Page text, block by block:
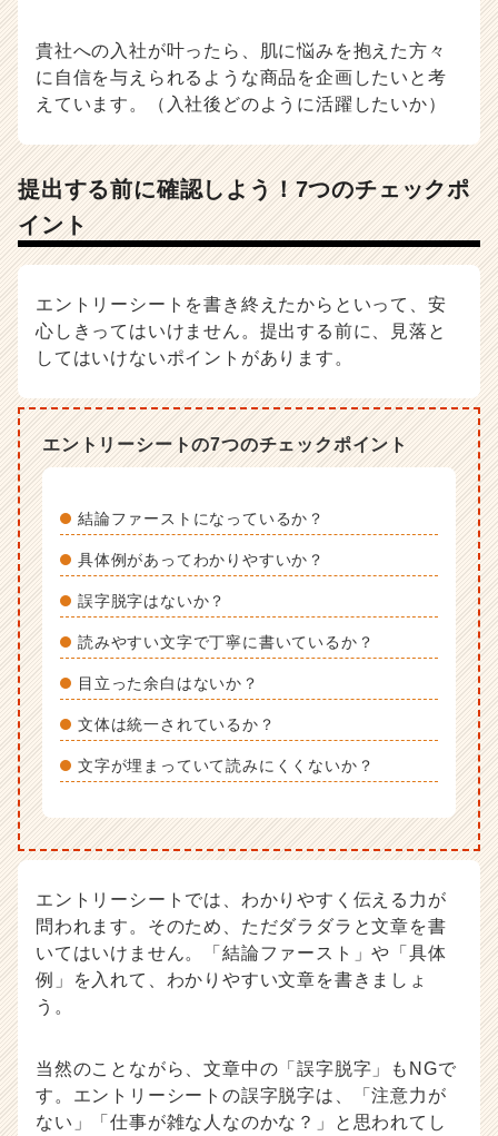
貴社への入社が叶ったら、肌に悩みを抱えた方々
に自信を与えられるような商品を企画したいと考
えています。（入社後どのように活躍したいか）
提出する前に確認しよう！7つのチェックポ
イント
エントリーシートを書き終えたからといって、安
心しきってはいけません。提出する前に、見落と
してはいけないポイントがあります。
エントリーシートの7つのチェックポイント
結論ファーストになっているか？
具体例があってわかりやすいか？
誤字脱字はないか？
読みやすい文字で丁寧に書いているか？
目立った余白はないか？
文体は統一されているか？
文字が埋まっていて読みにくくないか？
エントリーシートでは、わかりやすく伝える力が
問われます。そのため、ただダラダラと文章を書
いてはいけません。「結論ファースト」や「具体
例」を入れて、わかりやすい文章を書きましょ
う。
当然のことながら、文章中の「誤字脱字」もNGで
す。エントリーシートの誤字脱字は、「注意力が
ない」「仕事が雑な人なのかな？」と思われてし